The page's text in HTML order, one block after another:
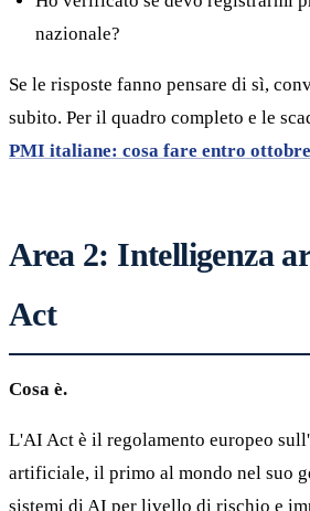
nazionale?
Se le risposte fanno pensare di sì,
subito. Per il quadro completo e le
PMI italiane: cosa fare entro
Area 2: Intelligenza
Act
Cosa è.
L'AI Act è il regolamento europeo
artificiale, il primo al mondo nel suo
sistemi di AI per livello di rischio e